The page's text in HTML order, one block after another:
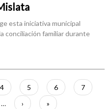
esta iniciativa municipal
conciliación familiar durante
Página
4 Página
5 Página
6 Página
7
…
Siguiente
›
Última
»